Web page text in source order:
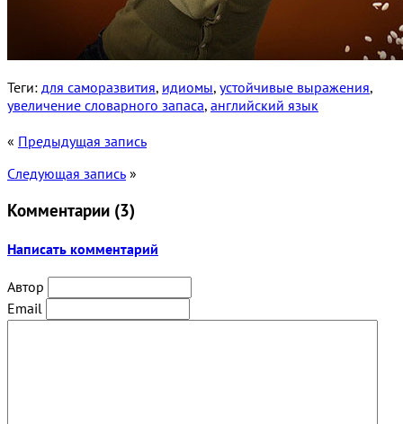
Теги: для саморазвития, идиомы, устойчивые выражения,
увеличение словарного запаса, английский язык
« Предыдущая запись
Следующая запись »
Комментарии (3)
Написать комментарий
Автор
Email